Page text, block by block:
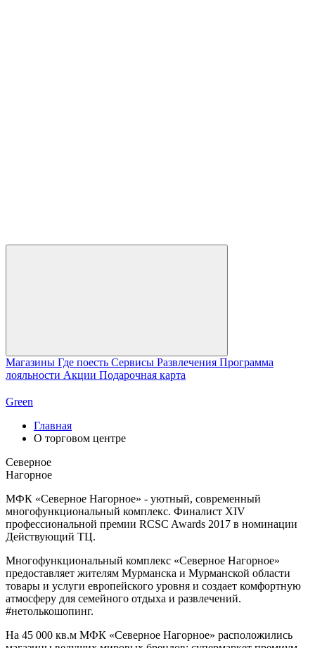
Магазины Где поесть Сервисы Развлечения Программа
лояльности Акции Подарочная карта
Green
Главная
О торговом центре
Северное
Нагорное
МФК «Северное Нагорное» - уютный, современный
многофункциональный комплекс. Финалист XIV
профессиональной премии RCSC Awards 2017 в номинации
Действующий ТЦ.
Многофункциональный комплекс «Северное Нагорное»
предоставляет жителям Мурманска и Мурманской области
товары и услуги европейского уровня и создает комфортную
атмосферу для семейного отдыха и развлечений.
#нетолькошопинг.
На 45 000 кв.м МФК «Северное Нагорное» расположились